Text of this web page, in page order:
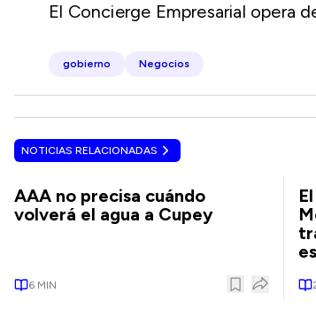
El Concierge Empresarial opera
gobierno Negocios
NOTICIAS RELACIONADAS
AAA no precisa cuándo
volverá el agua a Cupey
6 MIN